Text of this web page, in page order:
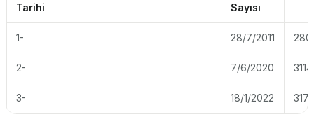
Tarihi Sayısı
1- 28/7/2011
2- 7/6/2020
3- 18/1/2022